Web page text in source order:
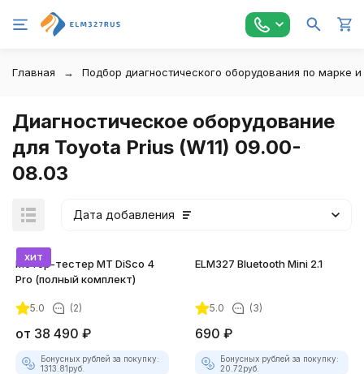
Главная Подбор диагностического оборудования по марке
Диагностическое оборудование
для Toyota Prius (W11) 09.00-
08.03
Дата добавления
хит
Мотор-тестер MT DiSco 4
Pro (полный комплект)
5.0 (2)
от 38 490 ₽
Бонусных рублей за покупку:
1313.81руб.
ELM327 Bluetooth Mini 2.1
5.0 (3)
690 ₽
Бонусных рублей за покупку:
20.72руб.